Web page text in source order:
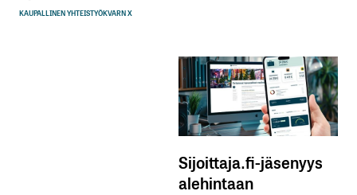
KAUPALLINEN YHTEISTYÖKVARN X
Sijoittaja.fi-jäsenyys
alehintaan